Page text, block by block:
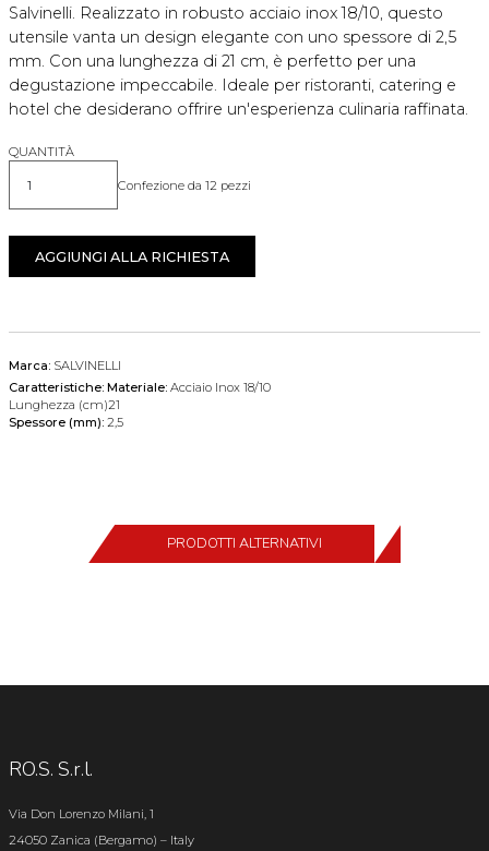
Salvinelli. Realizzato in robusto acciaio inox 18/10, questo
utensile vanta un design elegante con uno spessore di 2,5
mm. Con una lunghezza di 21 cm, è perfetto per una
degustazione impeccabile. Ideale per ristoranti, catering e
hotel che desiderano offrire un'esperienza culinaria raffinata.
QUANTITÀ
Quantità Confezione da 12 pezzi
AGGIUNGI ALLA RICHIESTA
Marca: SALVINELLI
Caratteristiche: Materiale: Acciaio Inox 18/10
Lunghezza (cm)21
Spessore (mm): 2,5
PRODOTTI ALTERNATIVI
RO.S. S.r.l.
Via Don Lorenzo Milani, 1
24050 Zanica (Bergamo) – Italy